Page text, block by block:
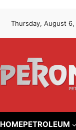
Thursday, August
HOMEPETROLEUM